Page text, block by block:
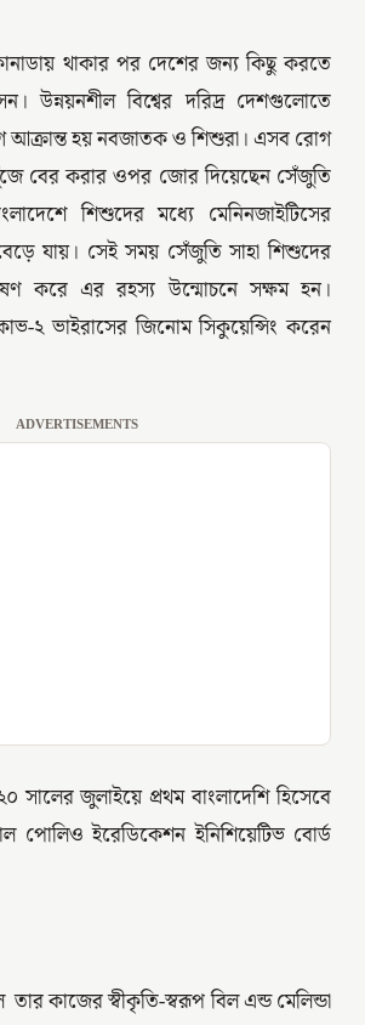
থাকার পর দেশের জন্য কিছু করতে
উন্নয়নশীল বিশ্বের দরিদ্র দেশগুলোতে
হয় নবজাতক ও শিশুরা। এসব রোগ
বের করার ওপর জোর দিয়েছেন সেঁজুতি
শিশুদের মধ্যে মেনিনজাইটিসের
যায়। সেই সময় সেঁজুতি সাহা শিশুদের
করে এর রহস্য উন্মোচনে সক্ষম হন।
২ ভাইরাসের জিনোম সিকুয়েন্সিং করেন
ADVERTISEMENTS
সালের জুলাইয়ে প্রথম বাংলাদেশি হিসেবে
পোলিও ইরেডিকেশন ইনিশিয়েটিভ বোর্ড
কাজের স্বীকৃতি-স্বরূপ বিল এন্ড মেলিন্ডা